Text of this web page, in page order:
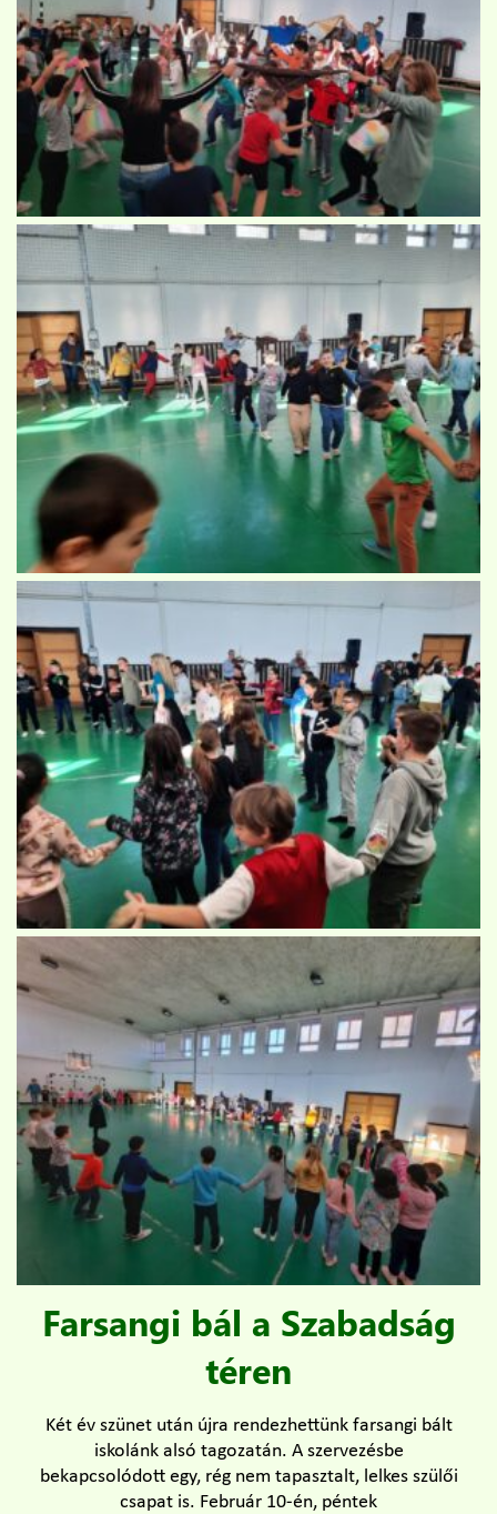
Farsangi bál a Szabadság
téren
Két év szünet után újra rendezhettünk farsangi bált
iskolánk alsó tagozatán. A szervezésbe
bekapcsolódott egy, rég nem tapasztalt, lelkes szülői
csapat is. Február 10-én, péntek